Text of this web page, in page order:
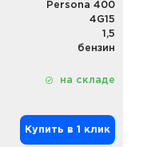
Persona 400
4G15
1,5
бензин
на складе
Купить в 1 клик